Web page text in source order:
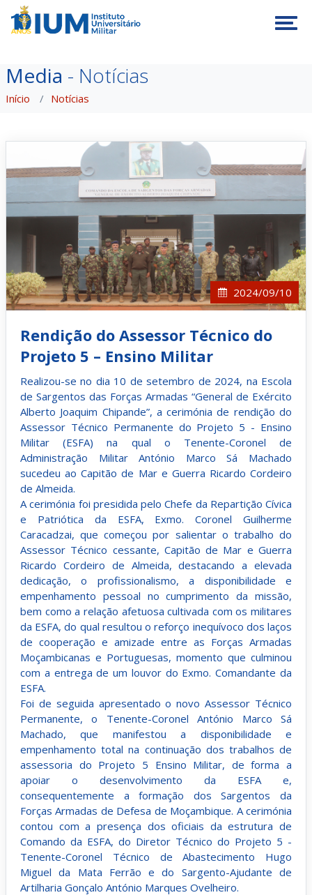
Media - Notícias
Início Notícias
2024/09/10
Rendição do Assessor Técnico do
Projeto 5 – Ensino Militar
Realizou-se no dia 10 de setembro de 2024, na Escola
de Sargentos das Forças Armadas “General de Exército
Alberto Joaquim Chipande”, a cerimónia de rendição do
Assessor Técnico Permanente do Projeto 5 - Ensino
Militar (ESFA) na qual o Tenente-Coronel de
Administração Militar António Marco Sá Machado
sucedeu ao Capitão de Mar e Guerra Ricardo Cordeiro
de Almeida.
A cerimónia foi presidida pelo Chefe da Repartição Cívica
e Patriótica da ESFA, Exmo. Coronel Guilherme
Caracadzai, que começou por salientar o trabalho do
Assessor Técnico cessante, Capitão de Mar e Guerra
Ricardo Cordeiro de Almeida, destacando a elevada
dedicação, o profissionalismo, a disponibilidade e
empenhamento pessoal no cumprimento da missão,
bem como a relação afetuosa cultivada com os militares
da ESFA, do qual resultou o reforço inequívoco dos laços
de cooperação e amizade entre as Forças Armadas
Moçambicanas e Portuguesas, momento que culminou
com a entrega de um louvor do Exmo. Comandante da
ESFA.
Foi de seguida apresentado o novo Assessor Técnico
Permanente, o Tenente-Coronel António Marco Sá
Machado, que manifestou a disponibilidade e
empenhamento total na continuação dos trabalhos de
assessoria do Projeto 5 Ensino Militar, de forma a
apoiar o desenvolvimento da ESFA e,
consequentemente a formação dos Sargentos da
Forças Armadas de Defesa de Moçambique. A cerimónia
contou com a presença dos oficiais da estrutura de
Comando da ESFA, do Diretor Técnico do Projeto 5 -
Tenente-Coronel Técnico de Abastecimento Hugo
Miguel da Mata Ferrão e do Sargento-Ajudante de
Artilharia Gonçalo António Marques Ovelheiro.